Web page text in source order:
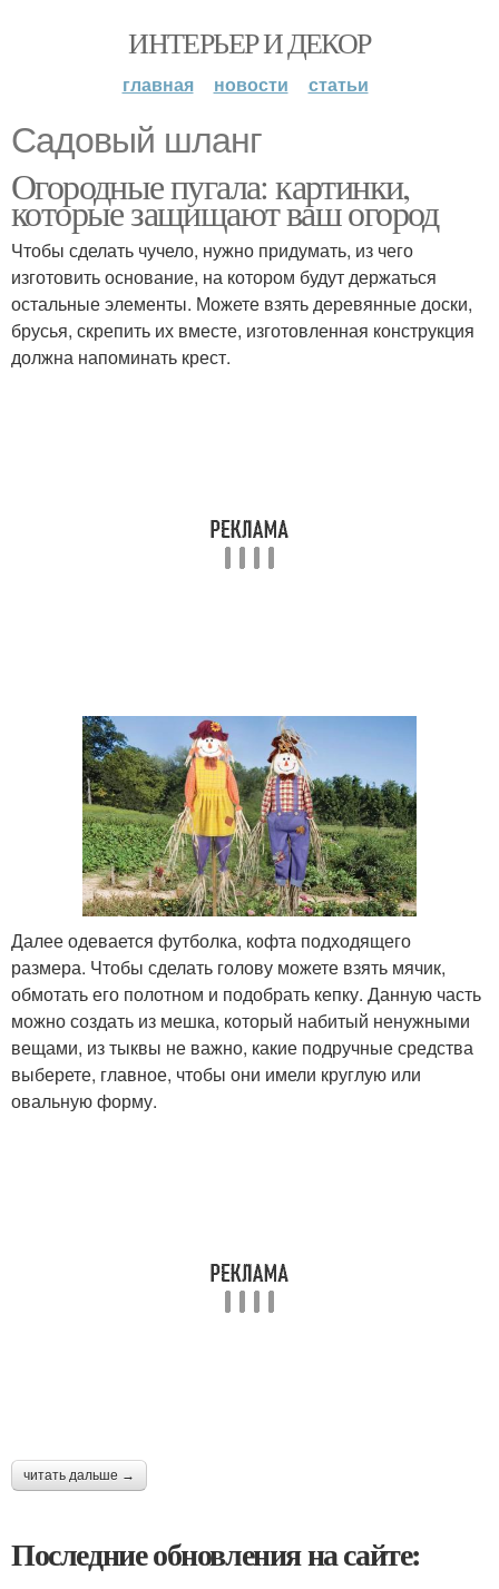
ИНТЕРЬЕР И ДЕКОР
главная новости статьи
Садовый шланг
Огородные пугала: картинки,
которые защищают ваш огород
Чтобы сделать чучело, нужно придумать, из чего
изготовить основание, на котором будут держаться
остальные элементы. Можете взять деревянные доски,
брусья, скрепить их вместе, изготовленная конструкция
должна напоминать крест.
Далее одевается футболка, кофта подходящего
размера. Чтобы сделать голову можете взять мячик,
обмотать его полотном и подобрать кепку. Данную часть
можно создать из мешка, который набитый ненужными
вещами, из тыквы не важно, какие подручные средства
выберете, главное, чтобы они имели круглую или
овальную форму.
читать дальше →
Последние обновления на сайте: